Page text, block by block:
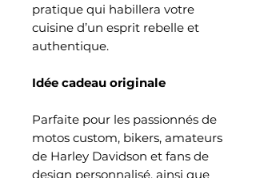
pratique qui habillera votre
cuisine d’un esprit rebelle et
authentique.
Idée cadeau originale
Parfaite pour les passionnés de
motos custom, bikers, amateurs
de Harley Davidson et fans de
design personnalisé, ainsi que